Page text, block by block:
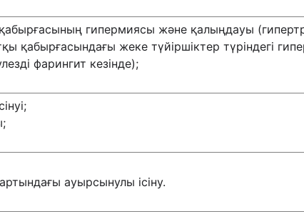
гипермиясы жəне қалыңдауы
қабырғасындағы жеке түйіршіктер түріндегі
фарингит кезінде);
ауырсынулы ісіну.